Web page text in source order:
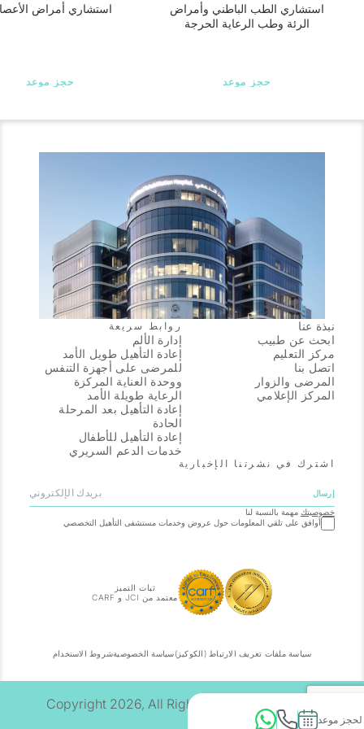
استشاري الطب الباطني وأمراض
الرئة وطب الرعاية الحرجة
حجز موعد
استشاري أمراض
حجز موعد
لحجز موعد
نبذة عنا
ابحث عن طبيب
مركز التعليم
اتصل بنا
المرضى والزوار
المركز الإعلامي
روابط سريعة
إدارة الألم
إعادة التأهيل طويل الأمد
للمرضى على أجهزة التنفس
ووحدة العناية المركزة
الرعاية طويلة الأمد
إعادة التأهيل بعد المرحلة
الحادة
إعادة التأهيل للأطفال
خدمات الدعم السريري
ثبات التميز
معتمد من JCI و CARF
اشترك في نشرتنا الإخبارية
خصوصيتك مهمة بالنسبة لنا
أوافق على تلقي المعلومات حول عروض وخدمات مستشفى التأهيل التخصصي
سياسة ملفات تعريف الارتباط (الكوكيز)سياسة الخصوصيةشروط الاستخدام
Copyright 2026, All Right Reserved. Specialized
Rehabilitation Hospital